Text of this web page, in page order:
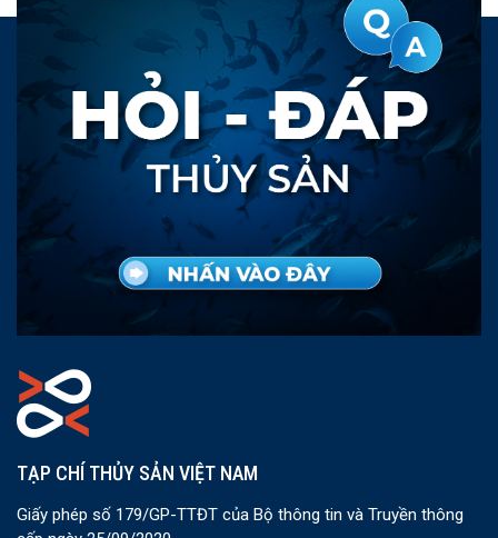
TẠP CHÍ THỦY SẢN VIỆT NAM
Giấy phép số 179/GP-TTĐT của Bộ thông tin và Truyền thông